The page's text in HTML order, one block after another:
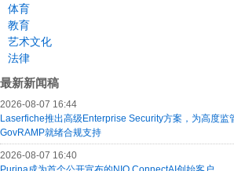
体育
教育
艺术文化
法律
最新新闻稿
2026-08-07 16:44
Laserfiche推出高级Enterprise Security方案，为高度监
GovRAMP就绪合规支持
2026-08-07 16:40